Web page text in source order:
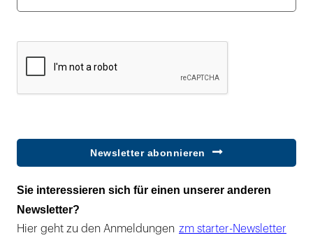
Newsletter abonnieren
Sie interessieren sich für einen unserer anderen
Newsletter?
Hier geht zu den Anmeldungen zm starter-Newsletter